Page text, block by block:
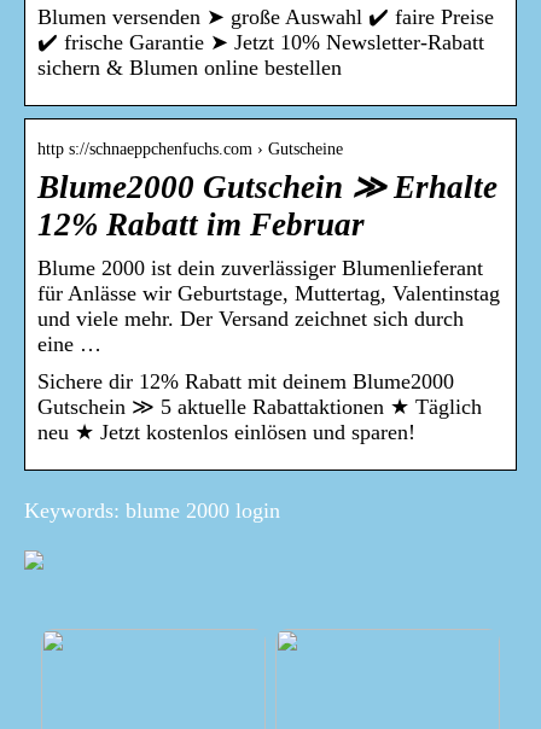
Blumen versenden ➤ große Auswahl ✔️ faire Preise
✔️ frische Garantie ➤ Jetzt 10% Newsletter-Rabatt
sichern & Blumen online bestellen
http s://schnaeppchenfuchs.com › Gutscheine
Blume2000 Gutschein ≫ Erhalte
12% Rabatt im Februar
Blume 2000 ist dein zuverlässiger Blumenlieferant
für Anlässe wir Geburtstage, Muttertag, Valentinstag
und viele mehr. Der Versand zeichnet sich durch
eine …
Sichere dir 12% Rabatt mit deinem Blume2000
Gutschein ≫ 5 aktuelle Rabattaktionen ★ Täglich
neu ★ Jetzt kostenlos einlösen und sparen!
Keywords: blume 2000 login